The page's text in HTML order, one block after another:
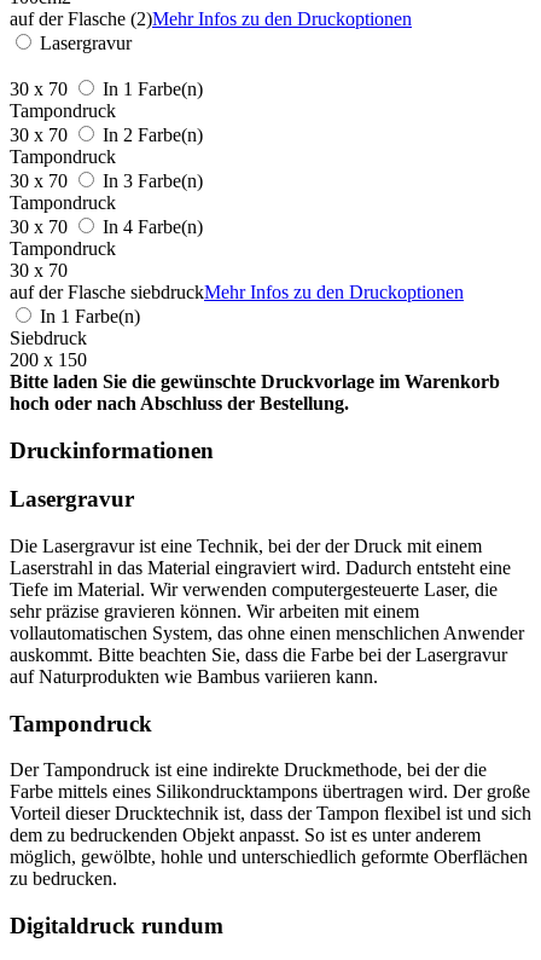
auf der Flasche (2)Mehr Infos zu den Druckoptionen
Lasergravur
30 x 70
In 1 Farbe(n)
Tampondruck
30 x 70
In 2 Farbe(n)
Tampondruck
30 x 70
In 3 Farbe(n)
Tampondruck
30 x 70
In 4 Farbe(n)
Tampondruck
30 x 70
auf der Flasche siebdruckMehr Infos zu den Druckoptionen
In 1 Farbe(n)
Siebdruck
200 x 150
Bitte laden Sie die gewünschte Druckvorlage im Warenkorb
hoch oder nach Abschluss der Bestellung.
Druckinformationen
Lasergravur
Die Lasergravur ist eine Technik, bei der der Druck mit einem
Laserstrahl in das Material eingraviert wird. Dadurch entsteht eine
Tiefe im Material. Wir verwenden computergesteuerte Laser, die
sehr präzise gravieren können. Wir arbeiten mit einem
vollautomatischen System, das ohne einen menschlichen Anwender
auskommt. Bitte beachten Sie, dass die Farbe bei der Lasergravur
auf Naturprodukten wie Bambus variieren kann.
Tampondruck
Der Tampondruck ist eine indirekte Druckmethode, bei der die
Farbe mittels eines Silikondrucktampons übertragen wird. Der große
Vorteil dieser Drucktechnik ist, dass der Tampon flexibel ist und sich
dem zu bedruckenden Objekt anpasst. So ist es unter anderem
möglich, gewölbte, hohle und unterschiedlich geformte Oberflächen
zu bedrucken.
Digitaldruck rundum